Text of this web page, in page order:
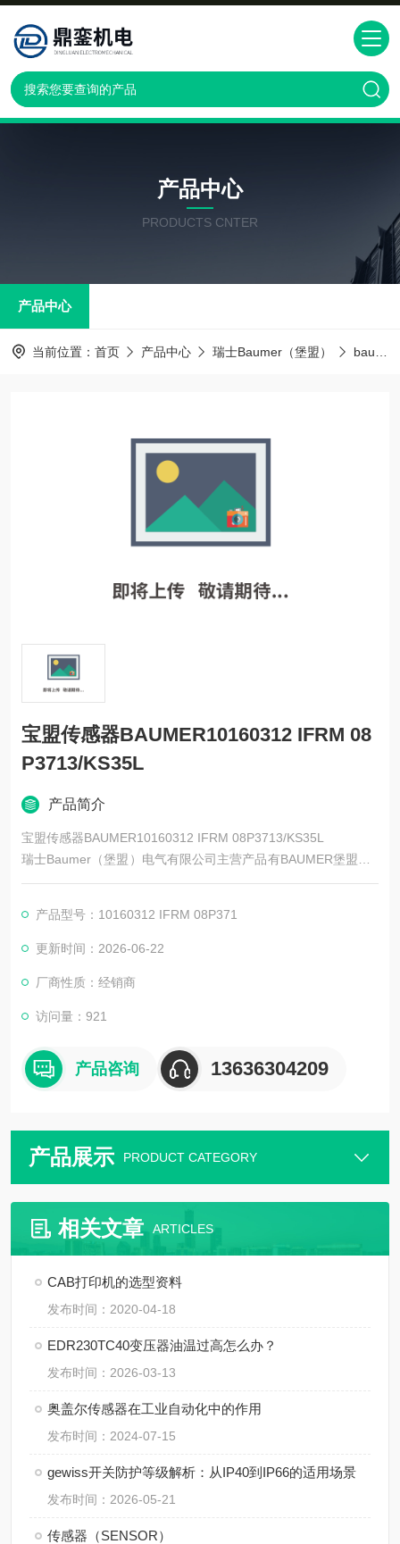
产品中心
PRODUCTS CNTER
产品中心
当前位置： 首页 产品中心 瑞士Baumer（堡盟） baumer传感器
宝盟传感器BAUMER10160312 IFRM 08
P3713/KS35L
产品简介
宝盟传感器BAUMER10160312 IFRM 08P3713/KS35L
瑞士Baumer（堡盟）电气有限公司主营产品有BAUMER堡盟、B
AUMER编码器、BAUMER传感器、BAUMER控制器、BAUMER
ER光电开关、BAUMER限位开关、BAUMER放大器、BAUMER
变送器、BAUMER安全栅等。
产品型号：10160312 IFRM 08P371
更新时间：2026-06-22
厂商性质：经销商
访问量：921
产品咨询 13636304209
产品展示 PRODUCT CATEGORY
相关文章 ARTICLES
CAB打印机的选型资料
发布时间：2020-04-18
EDR230TC40变压器油温过高怎么办？
发布时间：2026-03-13
奥盖尔传感器在工业自动化中的作用
发布时间：2024-07-15
gewiss开关防护等级解析：从IP40到IP66的适用场景
发布时间：2026-05-21
传感器（SENSOR）